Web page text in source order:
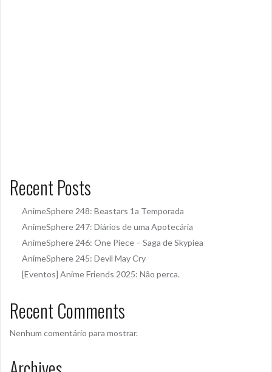
Recent Posts
AnimeSphere 248: Beastars 1a Temporada
AnimeSphere 247: Diários de uma Apotecária
AnimeSphere 246: One Piece – Saga de Skypiea
AnimeSphere 245: Devil May Cry
[Eventos] Anime Friends 2025: Não perca.
Recent Comments
Nenhum comentário para mostrar.